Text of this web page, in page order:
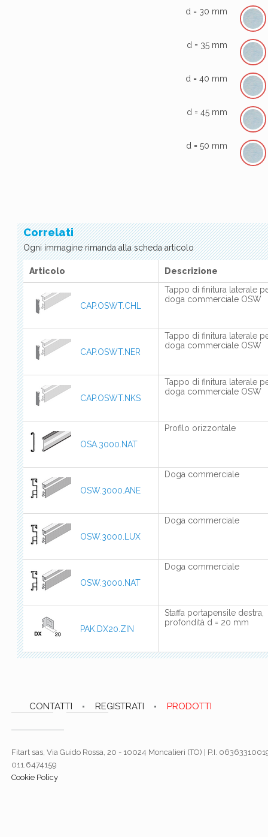
d = 30 mm
d = 35 mm
d = 40 mm
d = 45 mm
d = 50 mm
Correlati
Ogni immagine rimanda alla scheda articolo
Articolo Descrizione
CAP.OSWT.CHL
Tappo di finitura laterale
doga commerciale OSW
CAP.OSWT.NER
Tappo di finitura laterale
doga commerciale OSW
CAP.OSWT.NKS
Tappo di finitura laterale
doga commerciale OSW
OSA.3000.NAT
Profilo orizzontale
OSW.3000.ANE
Doga commerciale
OSW.3000.LUX
Doga commerciale
OSW.3000.NAT
Doga commerciale
PAK.DX20.ZIN
Staffa portapensile destra,
profondità d = 20 mm
CONTATTI REGISTRATI PRODOTTI
Fitart sas, Via Guido Rossa, 20 - 10024 Moncalieri (TO) | P.I.
011.6474159
Cookie Policy